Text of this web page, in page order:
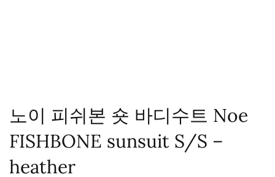
노이 피쉬본 숏 바디수트 Noe
FISHBONE sunsuit S/S –
heather